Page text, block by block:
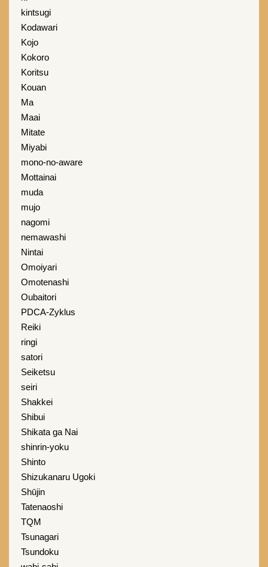
kintsugi
Kodawari
Kojo
Kokoro
Koritsu
Kouan
Ma
Maai
Mitate
Miyabi
mono-no-aware
Mottainai
muda
mujo
nagomi
nemawashi
Nintai
Omoiyari
Omotenashi
Oubaitori
PDCA-Zyklus
Reiki
ringi
satori
Seiketsu
seiri
Shakkei
Shibui
Shikata ga Nai
shinrin-yoku
Shinto
Shizukanaru Ugoki
Shūjin
Tatenaoshi
TQM
Tsunagari
Tsundoku